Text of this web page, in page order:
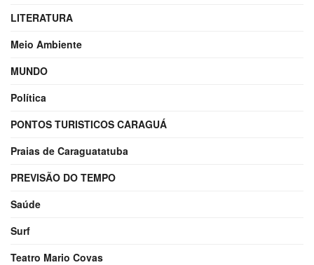
LITERATURA
Meio Ambiente
MUNDO
Política
PONTOS TURISTICOS CARAGUÁ
Praias de Caraguatatuba
PREVISÃO DO TEMPO
Saúde
Surf
Teatro Mario Covas